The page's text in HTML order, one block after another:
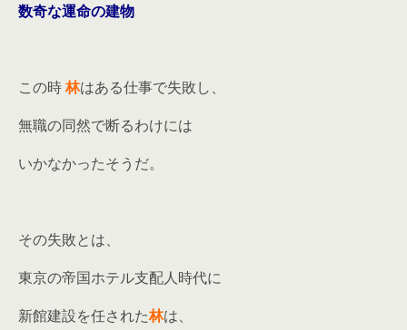
数奇な運命の建物
この時林はある仕事で失敗し、
無職の同然で断るわけには
いかなかったそうだ。
その失敗とは、
東京の帝国ホテル支配人時代に
新館建設を任された林は、